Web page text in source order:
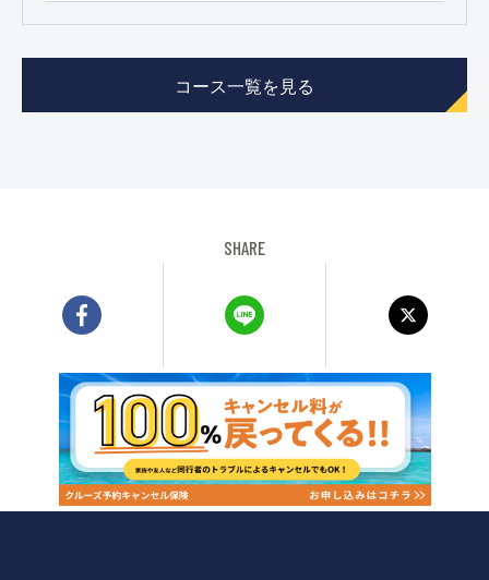
コース一覧を見る
SHARE